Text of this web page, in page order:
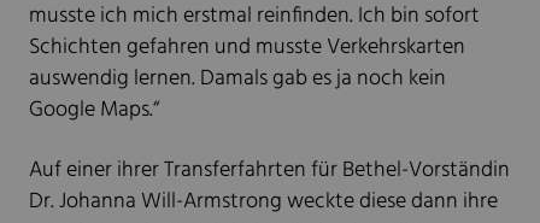
musste ich mich erstmal reinfinden. Ich bin sofort
Schichten gefahren und musste Verkehrskarten
auswendig lernen. Damals gab es ja noch kein
Google Maps.“
Auf einer ihrer Transferfahrten für Bethel-Vorständin
Dr. Johanna Will-Armstrong weckte diese dann ihre